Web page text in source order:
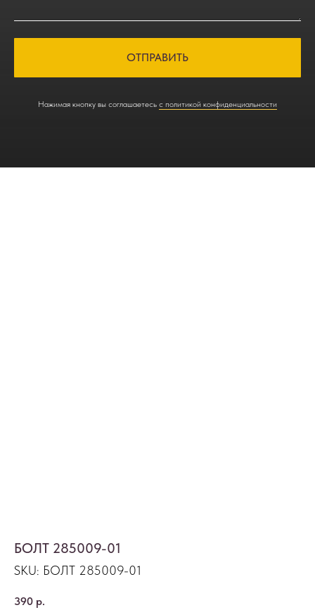
ОТПРАВИТЬ
Нажимая кнопку вы соглашаетесь с политикой конфиденциальности
БОЛТ 285009-01
SKU: БОЛТ 285009-01
390 р.